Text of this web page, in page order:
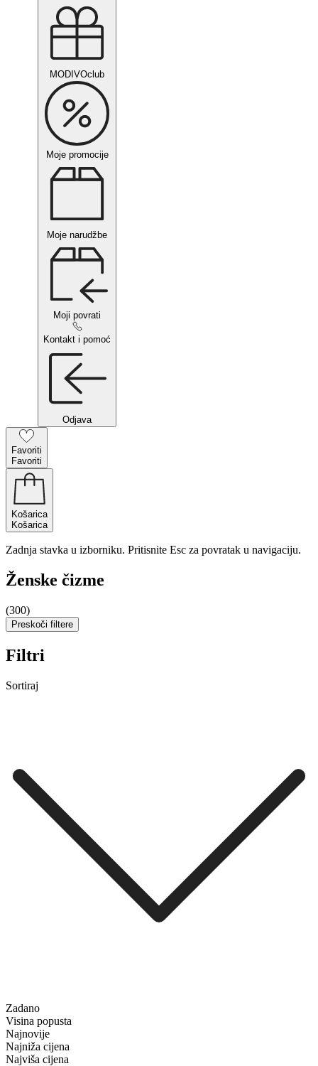
MODIVOclub
Moje promocije
Moje narudžbe
Moji povrati
Kontakt i pomoć
Odjava
Favoriti
Favoriti
Košarica
Košarica
Zadnja stavka u izborniku. Pritisnite Esc za povratak u navigaciju.
Ženske čizme
(300)
Preskoči filtere
Filtri
Sortiraj
Zadano
Visina popusta
Najnovije
Najniža cijena
Najviša cijena